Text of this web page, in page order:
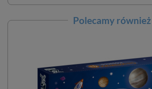
Polecamy również